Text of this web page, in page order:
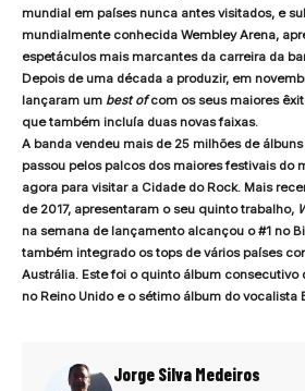
mundial em países nunca antes visitados, e
mundialmente conhecida Wembley Arena,
espetáculos mais marcantes da carreira da
Depois de uma década a produzir, em
lançaram um best ofcom os seus maiores
que também incluía duas novas faixas.
A banda vendeu mais de 25 milhões de
passou pelos palcos dos maiores festivais do
agora para visitar a Cidade do Rock. Mais
de 2017, apresentaram o seu quinto trabalho,
na semana de lançamento alcançou o #1 no
também integrado os tops de vários países
Austrália. Este foi o quinto álbum consecutivo
no Reino Unido e o sétimo álbum do vocalista
Jorge Silva Medeiros